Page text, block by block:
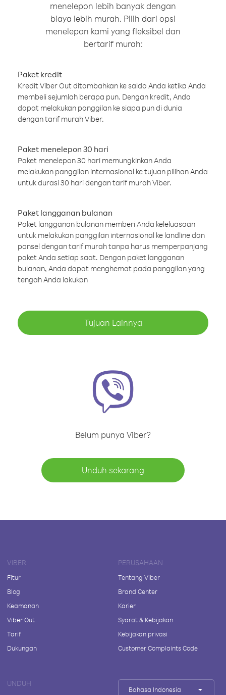
menelepon lebih banyak dengan
biaya lebih murah. Pilih dari opsi
menelepon kami yang fleksibel dan
bertarif murah:
Paket kredit
Kredit Viber Out ditambahkan ke saldo Anda ketika Anda
membeli sejumlah berapa pun. Dengan kredit, Anda
dapat melakukan panggilan ke siapa pun di dunia
dengan tarif murah Viber.
Paket menelepon 30 hari
Paket menelepon 30 hari memungkinkan Anda
melakukan panggilan internasional ke tujuan pilihan Anda
untuk durasi 30 hari dengan tarif murah Viber.
Paket langganan bulanan
Paket langganan bulanan memberi Anda keleluasaan
untuk melakukan panggilan internasional ke landline dan
ponsel dengan tarif murah tanpa harus memperpanjang
paket Anda setiap saat. Dengan paket langganan
bulanan, Anda dapat menghemat pada panggilan yang
tengah Anda lakukan
Tujuan Lainnya
Belum punya Viber?
Unduh sekarang
VIBER
Fitur
Blog
Keamanan
Viber Out
Tarif
Dukungan
PERUSAHAAN
Tentang Viber
Brand Center
Karier
Syarat & Kebijakan
Kebijakan privasi
Customer Complaints Code
UNDUH
Bahasa Indonesia